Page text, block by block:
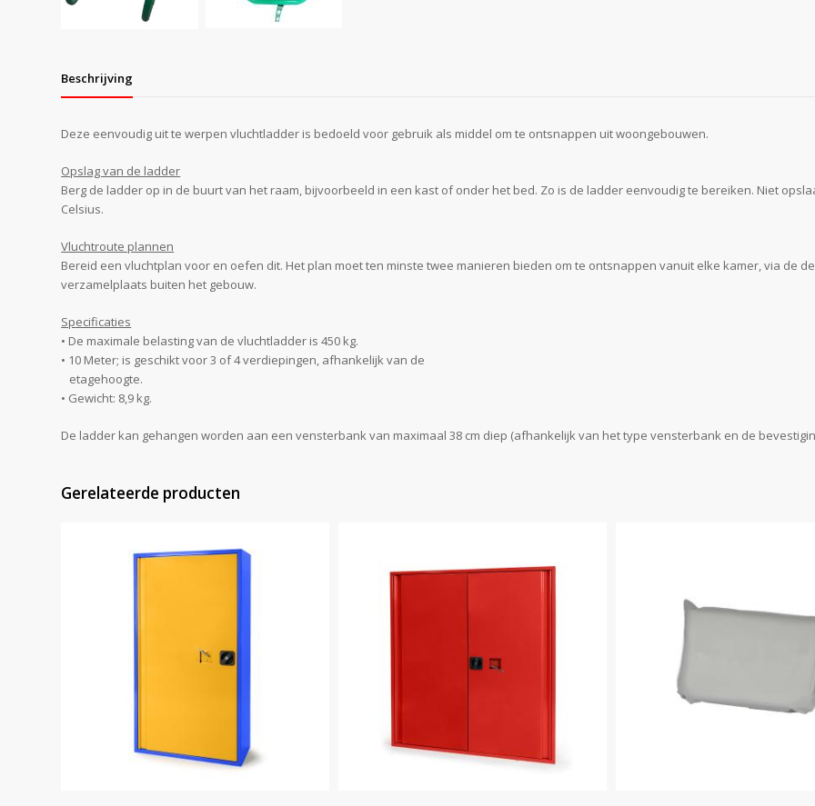
Beschrijving
Deze eenvoudig uit te werpen vluchtladder is bedoeld voor gebruik als middel om te ontsnappen uit woongebouwen.
Opslag van de ladder
Berg de ladder op in de buurt van het raam, bijvoorbeeld in een kast of onder het bed. Zo is de ladder eenvoudig te bereiken. Niet
Celsius.
Vluchtroute plannen
Bereid een vluchtplan voor en oefen dit. Het plan moet ten minste twee manieren bieden om te ontsnappen vanuit elke kamer, via de
verzamelplaats buiten het gebouw.
Specificaties
• De maximale belasting van de vluchtladder is 450 kg.
• 10 Meter; is geschikt voor 3 of 4 verdiepingen, afhankelijk van de
etagehoogte.
• Gewicht: 8,9 kg.
De ladder kan gehangen worden aan een vensterbank van maximaal 38 cm diep (afhankelijk van het type vensterbank en de
Gerelateerde producten